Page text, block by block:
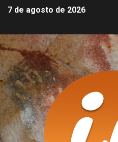
7 de agosto de 2026